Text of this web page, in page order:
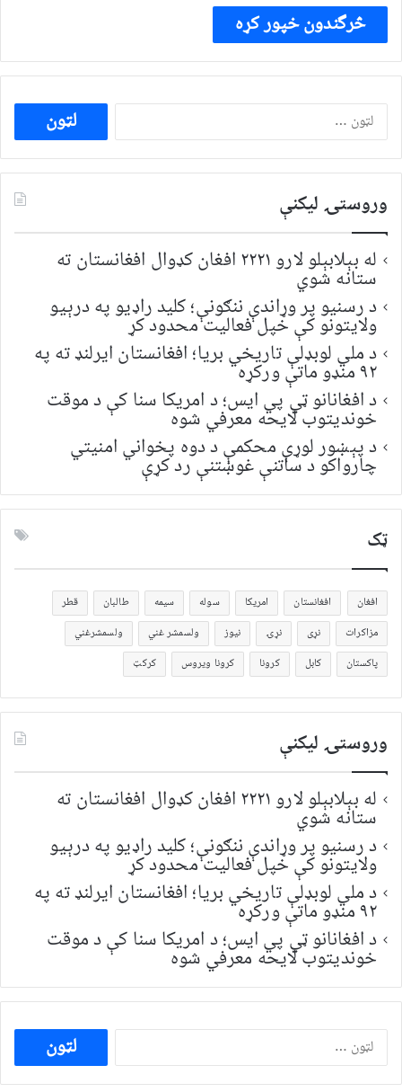
ددی
لپاره
لټون:
وروستۍ ليکنې
له بېلابېلو لارو ۲۲۲۱ افغان کډوال افغانستان ته
ستانه شوي
د رسنیو پر وړاندې ننګونې؛ کلید راډیو په درېیو
ولایتونو کې خپل فعالیت محدود کړ
د ملي لوبډلې تاریخي بریا؛ افغانستان ایرلنډ ته په
۹۲ منډو ماتې ورکړه
د افغانانو ټي پي ایس؛ د امریکا سنا کې د موقت
خونديتوب لایحه معرفي شوه
د پېښور لوړې محکمې د دوه پخواني امنیتي
چارواکو د ساتنې غوښتنې رد کړې
ټک
افغان افغانستان امریکا سوله سیمه طالبان
قطر
مزاکرات
نړی نړۍ نیوز ولسمشر غني
ولسمشرغني
پاکستان
کابل کرونا کرونا ویروس کرکټ
وروستۍ ليکنې
له بېلابېلو لارو ۲۲۲۱ افغان کډوال افغانستان ته
ستانه شوي
د رسنیو پر وړاندې ننګونې؛ کلید راډیو په درېیو
ولایتونو کې خپل فعالیت محدود کړ
د ملي لوبډلې تاریخي بریا؛ افغانستان ایرلنډ ته په
۹۲ منډو ماتې ورکړه
د افغانانو ټي پي ایس؛ د امریکا سنا کې د موقت
خونديتوب لایحه معرفي شوه
ددی
لپاره
لټون: